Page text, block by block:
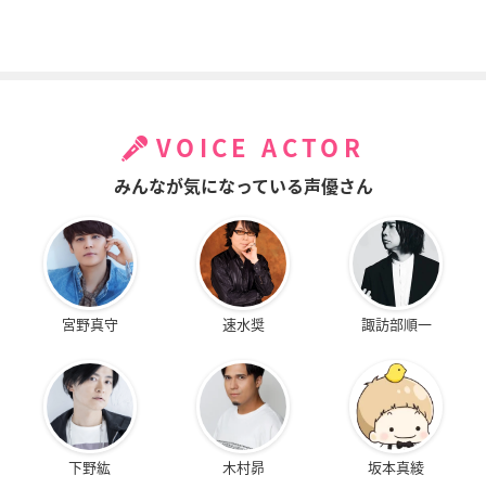
VOICE ACTOR
みんなが気になっている声優さん
宮野真守 速水奨 諏訪部順一
下野紘 木村昴 坂本真綾